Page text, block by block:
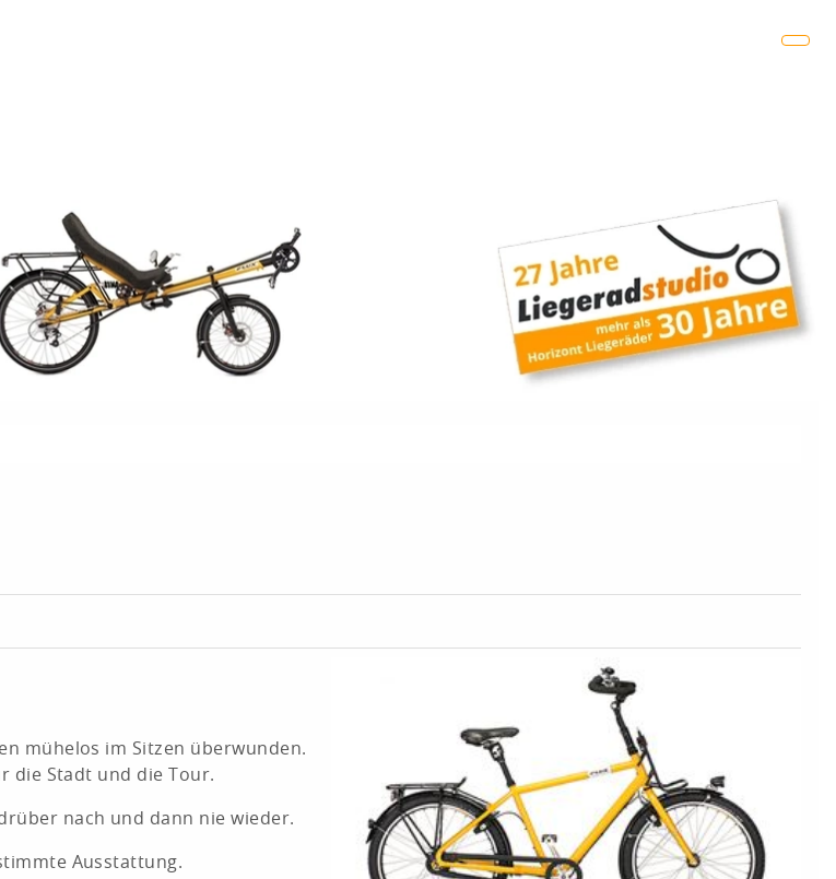
mühelos im Sitzen überwunden.
die Stadt und die Tour.
nach und dann nie wieder.
Ausstattung.